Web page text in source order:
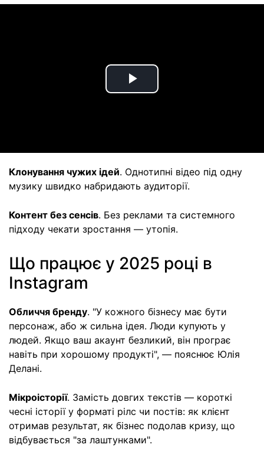
Play
Клонування чужих ідей. Однотипні відео під одну
музику швидко набридають аудиторії.
Контент без сенсів. Без реклами та системного
підходу чекати зростання — утопія.
Що працює у 2025 році в
Instagram
Обличчя бренду. "У кожного бізнесу має бути
персонаж, або ж сильна ідея. Люди купують у
людей. Якщо ваш акаунт безликий, він програє
навіть при хорошому продукті", — пояснює Юлія
Делані.
Мікроісторії. Замість довгих текстів — короткі
чесні історії у форматі рілс чи постів: як клієнт
отримав результат, як бізнес подолав кризу, що
відбувається "за лаштунками".